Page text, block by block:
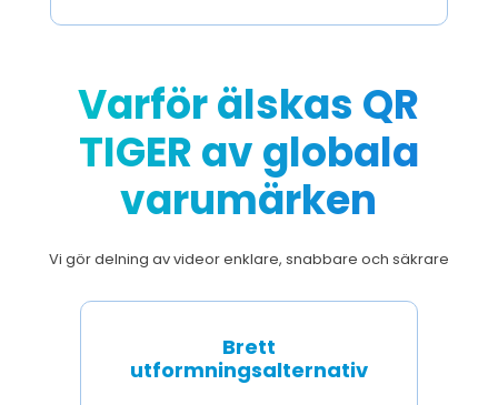
Varför älskas QR
TIGER av globala
varumärken
Vi gör delning av videor enklare, snabbare och säkrare
Brett
utformningsalternativ